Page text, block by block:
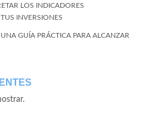
LOS INDICADORES
INVERSIONES
GUÍA PRÁCTICA PARA ALCANZAR